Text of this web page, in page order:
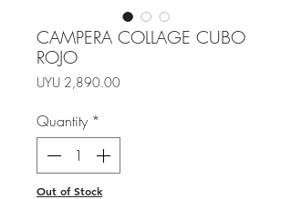
CAMPERA COLLAGE CUBO
ROJO
UYU 2,890.00Price
Quantity *
Out of Stock